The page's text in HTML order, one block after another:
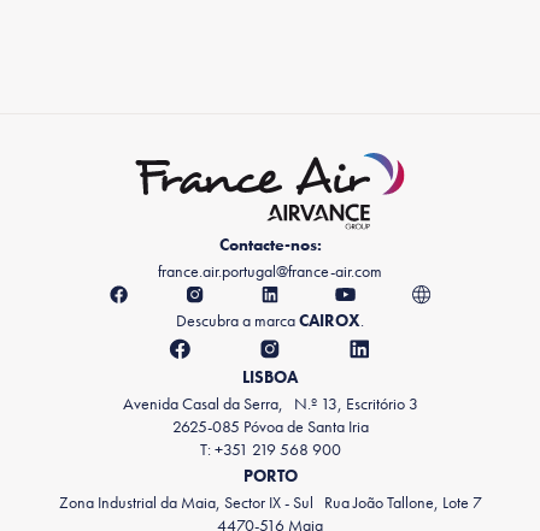
Contacte-nos:
france.air.portugal@france-air.com
Descubra a marcaCAIROX
LISBOA
Avenida Casal da Serra, N.º 13, Escritório 3
2625-085 Póvoa de Santa Iria
T: +351 219 568 900
PORTO
Zona Industrial da Maia, Sector IX - Sul Rua João Tallone, Lote 7
4470-516 Maia